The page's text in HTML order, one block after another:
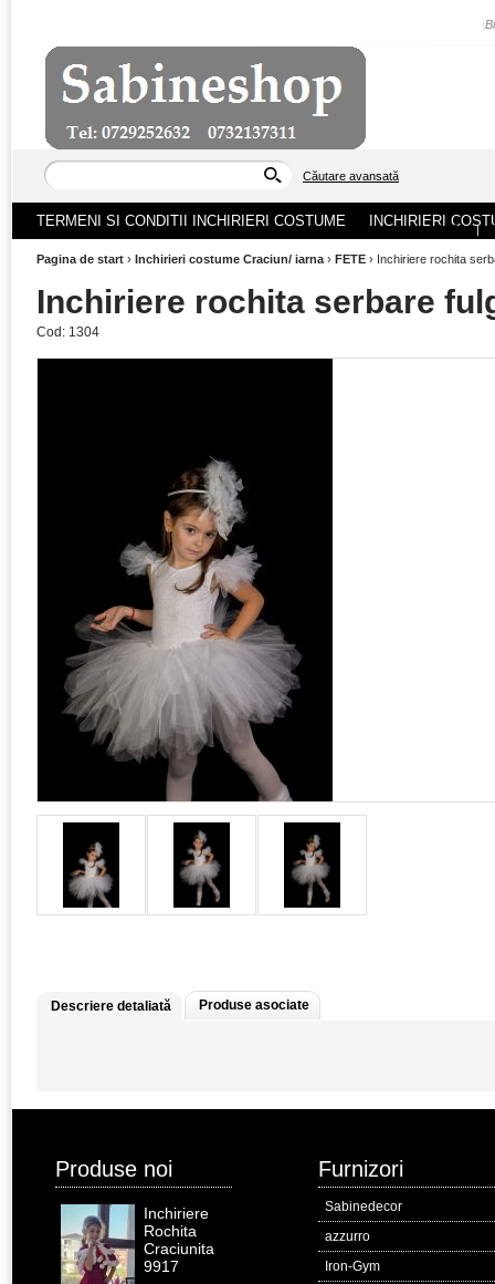
Căutare avansată
ACASA |
TERMENI SI CONDITII INCHIRIERI COSTUME INCHIRIERI
Pagina de start › Inchirieri costume Craciun/ iarna › FETE › Inchiriere rochita
Inchiriere rochita serbare
Cod: 1304
Descriere detaliată Produse asociate
Produse noi
Inchiriere
Rochita
Craciunita
9917
Furnizori
Sabinedecor
azzurro
Iron-Gym